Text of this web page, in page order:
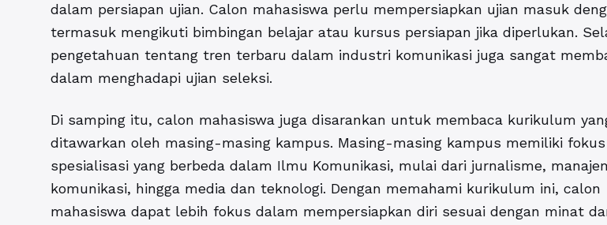
dalam persiapan ujian. Calon mahasiswa perlu mempersiapkan ujian masuk
termasuk mengikuti bimbingan belajar atau kursus persiapan jika diperlukan.
pengetahuan tentang tren terbaru dalam industri komunikasi juga sangat
dalam menghadapi ujian seleksi.
Di samping itu, calon mahasiswa juga disarankan untuk membaca kurikulum
ditawarkan oleh masing-masing kampus. Masing-masing kampus memiliki
spesialisasi yang berbeda dalam Ilmu Komunikasi, mulai dari jurnalisme,
komunikasi, hingga media dan teknologi. Dengan memahami kurikulum ini, calon
mahasiswa dapat lebih fokus dalam mempersiapkan diri sesuai dengan minat